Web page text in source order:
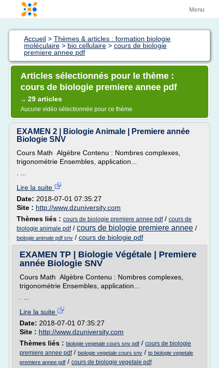
Menu
Accueil > Thèmes & articles : formation biologie
moléculaire > bio cellulaire > cours de biologie
premiere annee pdf
Articles sélectionnés pour le thème :
cours de biologie premiere annee pdf
→ 29 articles
Aucune vidéo sélectionnée pour ce thème
EXAMEN 2 | Biologie Animale | Premiere année
Biologie SNV
Cours Math Algèbre Contenu : Nombres complexes,
trigonométrie Ensembles, application...
Lire la suite
Date: 2018-07-01 07:35:27
Site : http://www.dzuniversity.com
Thèmes liés : cours de biologie premiere annee pdf/ cours de
biologie animale pdf/ cours de biologie premiere annee /
biologie animale pdf snv / cours de biologie pdf
EXAMEN TP | Biologie Végétale | Premiere
année Biologie SNV
Cours Math Algèbre Contenu : Nombres complexes,
trigonométrie Ensembles, application...
Lire la suite
Date: 2018-07-01 07:35:27
Site : http://www.dzuniversity.com
Thèmes liés : biologie vegetale cours snv pdf / cours de biologie
premiere annee pdf/ biologie vegetale cours snv / tp biologie vegetale
premiere annee pdf / cours de biologie vegetale pdf